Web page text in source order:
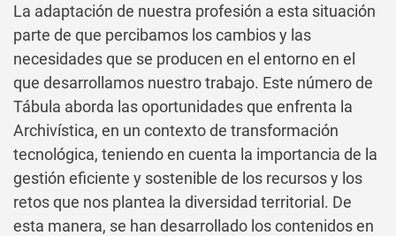
La adaptación de nuestra profesión a esta situación
parte de que percibamos los cambios y las
necesidades que se producen en el entorno en el
que desarrollamos nuestro trabajo. Este número de
Tábula aborda las oportunidades que enfrenta la
Archivística, en un contexto de transformación
tecnológica, teniendo en cuenta la importancia de la
gestión eficiente y sostenible de los recursos y los
retos que nos plantea la diversidad territorial. De
esta manera, se han desarrollado los contenidos en